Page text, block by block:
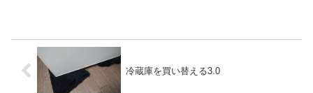
冷蔵庫を買い替える3.0